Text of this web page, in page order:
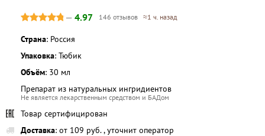
— 4.97 146 отзывов ≈1 ч. назад
Страна: Россия
Упаковка: Тюбик
Объём: 30 мл
Препарат из натуральных ингридиентов
Не является лекарственным средством и БАДом
Товар сертифицирован
Доставка: от 109 руб. , уточнит оператор